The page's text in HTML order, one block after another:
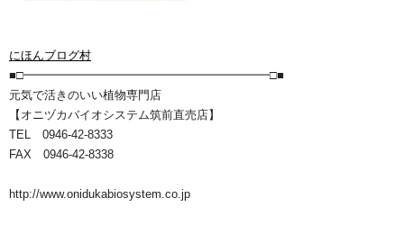
にほんブログ村
■□━━━━━━━━━━━━━━━━━━━━━□■
元気で活きのいい植物専門店
【オニヅカバイオシステム筑前直売店】
TEL 0946-42-8333
FAX 0946-42-8338
http://www.onidukabiosystem.co.jp